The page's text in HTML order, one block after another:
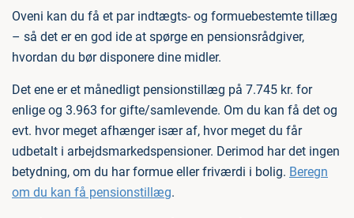
Oveni kan du få et par indtægts- og formuebestemte tillæg
– så det er en god ide at spørge en pensionsrådgiver,
hvordan du bør disponere dine midler.
Det ene er et månedligt pensionstillæg på 7.745 kr. for
enlige og 3.963 for gifte/samlevende. Om du kan få det og
evt. hvor meget afhænger især af, hvor meget du får
udbetalt i arbejdsmarkedspensioner. Derimod har det ingen
betydning, om du har formue eller friværdi i bolig. Beregn
om du kan få pensionstillæg.